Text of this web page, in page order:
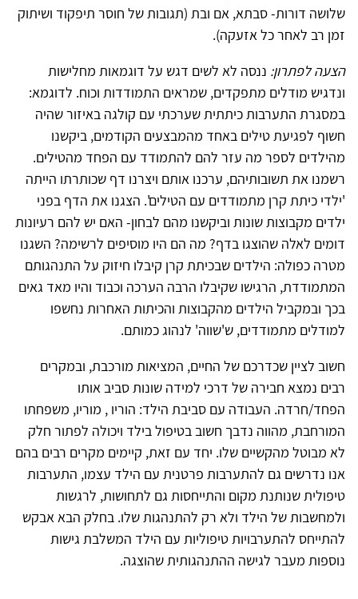
שלושה דורות- סבתא, אם ובת (תגובות של חוסר תיפקוד ושיתוק
זמן רב לאחר כל אזעקה).
הצעה לפתרון: ננסה לא לשים דגש על דוגמאות מחלישות
ונדגיש מודלים מתפקדים, שמראים התמודדות וכוח. לדוגמא:
במסגרת התערבות כיתתית שערכתי עם קולגה באיזור שהיה
חשוף לפגיעת טילים באחד מהמבצעים הקודמים, ביקשנו
מהילדים לספר מה עזר להם להתמודד עם הפחד מהטילים.
רשמנו את תשובותיהם, ערכנו אותם ויצרנו דף שכותרתו הייתה
'ילדי כיתת קרן מתמודדים עם הטילים'. הצגנו את הדף בפני
ילדים מקבוצות שונות וביקשנו מהם לבחון- האם יש להם רעיונות
דומים לאלה שהוצגו בדף? מה הם היו מוסיפים לרשימה? השגנו
מטרה כפולה: הילדים שבכיתת קרן קיבלו חיזוק על התנהגותם
המתמודדת, הרגישו שקיבלו הרבה הערכה וכבוד והיו מאד גאים
בכך ובמקביל הילדים מהקבוצות והכיתות האחרות נחשפו
למודלים מתמודדים, ש'שווה' לנהוג כמותם.
חשוב לציין שכדרכם של החיים, המציאות מורכבת, ובמקרים
רבים נמצא חבירה של דרכי למידה שונות סביב אותו
הפחד/חרדה. העבודה עם סביבת הילד: הוריו , מוריו, משפחתו
המורחבת, מהווה נדבך חשוב בטיפול בילד ויכולה לפתור חלק
לא מבוטל מהקשיים שלו. יחד עם זאת, קיימים מקרים רבים בהם
אנו נדרשים גם להתערבות פרטנית עם הילד עצמו, התערבות
טיפולית שנותנת מקום והתייחסות גם לתחושות, לרגשות
ולמחשבות של הילד ולא רק להתנהגות שלו. בחלק הבא אבקש
להתייחס להתערבויות טיפוליות עם הילד המשלבת גישות
נוספות מעבר לגישה ההתנהגותית שהוצגה.